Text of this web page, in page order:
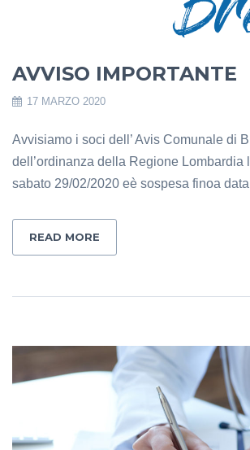
AVVISO IMPORTANTE
17 MARZO 2020
Avvisiamo i soci dell’ Avis Comunale di
dell’ordinanza della Regione Lombardia
sabato 29/02/2020 eè sospesa finoa
READ MORE